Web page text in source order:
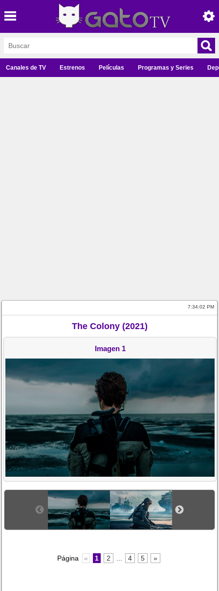
Canales de TV Estrenos Películas Programas y Series
7:34:02 PM
The Colony (2021)
Imagen 1
Página « 1 2 4 5 »